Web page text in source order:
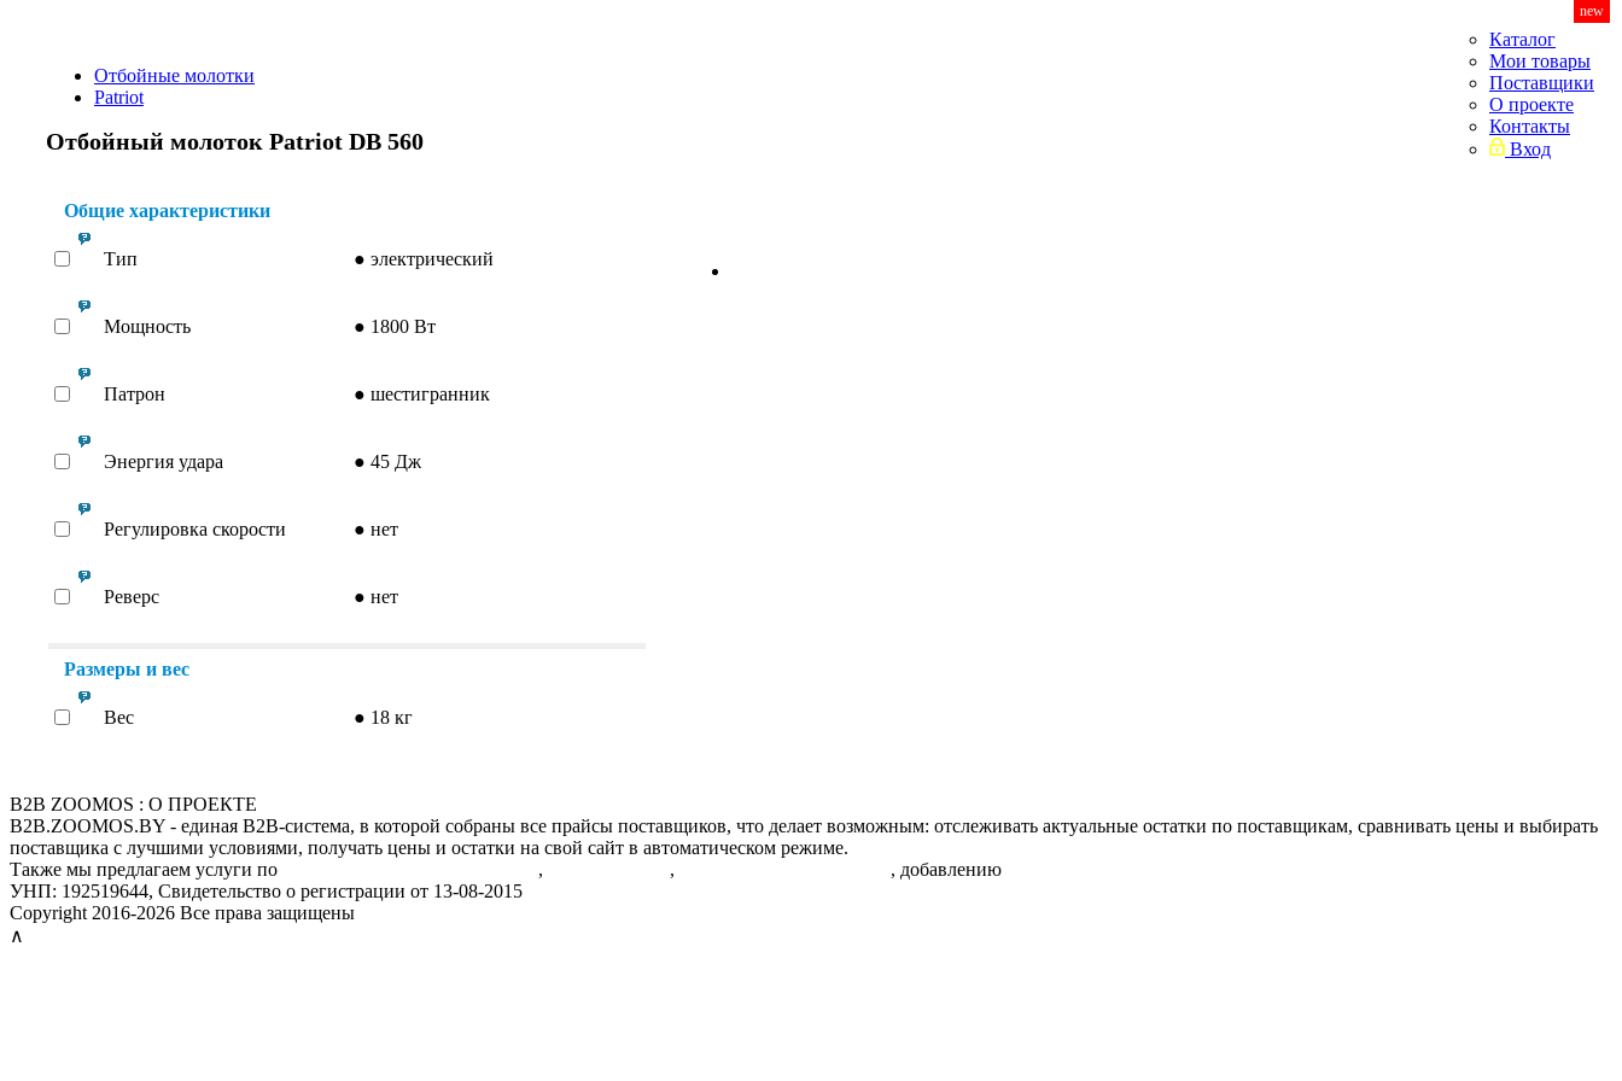
Каталог
new
Мои товары
Поставщики
О проекте
Контакты
Вход
Отбойные молотки
Patriot
Отбойный молоток Patriot DB 560
Общие характеристики
Тип ● электрический
Мощность ● 1800 Вт
Патрон ● шестигранник
Энергия удара ● 45 Дж
Регулировка скорости ● нет
Реверс ● нет
Размеры и вес
Вес ● 18 кг
B2B ZOOMOS : О ПРОЕКТЕ
B2B.ZOOMOS.BY - единая B2B-система, в которой собраны все прайсы поставщиков, что делает возможным: отслеживать актуальные остатки по поставщикам, сравнивать цены и выбирать
поставщика с лучшими условиями, получать цены и остатки на свой сайт в автоматическом режиме.
Также мы предлагаем услуги по
, , , добавлению
УНП: 192519644, Свидетельство о регистрации от 13-08-2015
Copyright 2016-2026 Все права защищены
∧